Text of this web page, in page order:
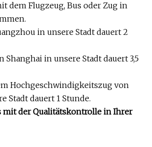
dem Flugzeug, Bus oder Zug in
in unsere Stadt dauert 2
Shanghai in unsere Stadt dauert 3,5
Hochgeschwindigkeitszug von
Stadt dauert 1 Stunde.
mit der Qualitätskontrolle in Ihrer